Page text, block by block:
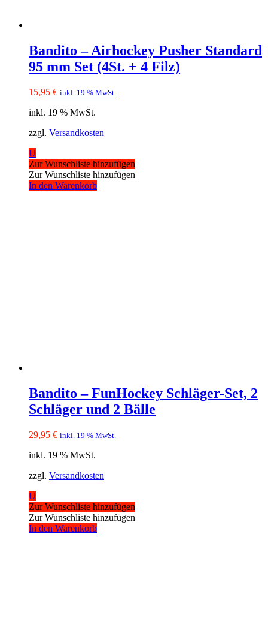
Bandito – Airhockey Pusher Standard
95 mm Set (4St. + 4 Filz)
15,95 € inkl. 19 % MwSt.
inkl. 19 % MwSt.
zzgl. Versandkosten
U
Zur Wunschliste hinzufügen
Zur Wunschliste hinzufügen
In den Warenkorb
Bandito – FunHockey Schläger-Set, 2
Schläger und 2 Bälle
29,95 € inkl. 19 % MwSt.
inkl. 19 % MwSt.
zzgl. Versandkosten
U
Zur Wunschliste hinzufügen
Zur Wunschliste hinzufügen
In den Warenkorb